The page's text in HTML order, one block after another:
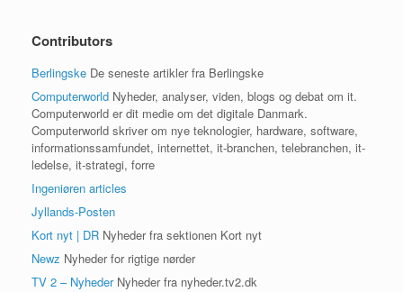
Contributors
Berlingske De seneste artikler fra Berlingske
Computerworld Nyheder, analyser, viden, blogs og debat om it.
Computerworld er dit medie om det digitale Danmark.
Computerworld skriver om nye teknologier, hardware, software,
informationssamfundet, internettet, it-branchen, telebranchen, it-
ledelse, it-strategi, forre
Ingeniøren articles
Jyllands-Posten
Kort nyt | DR Nyheder fra sektionen Kort nyt
Newz Nyheder for rigtige nørder
TV 2 – NyhederNyheder fra nyheder.tv2.dk